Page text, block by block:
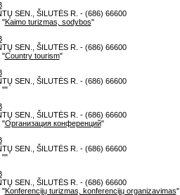
SEN., ŠILUTĖS R. - (686) 66600
"Kaimo turizmas, sodybos"
SEN., ŠILUTĖS R. - (686) 66600
"Country tourism"
SEN., ŠILUTĖS R. - (686) 66600
""
SEN., ŠILUTĖS R. - (686) 66600
"Организация конференций"
SEN., ŠILUTĖS R. - (686) 66600
""
SEN., ŠILUTĖS R. - (686) 66600
"Konferencijų turizmas, konferencijų organizavimas"